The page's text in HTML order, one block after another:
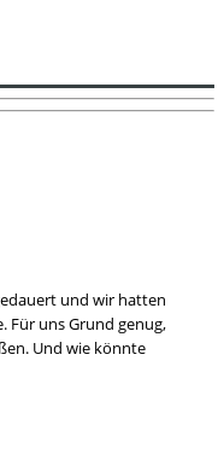
und wir hatten
Für uns Grund genug,
Und wie könnte